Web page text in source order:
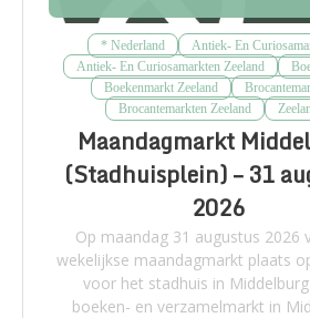
* Nederland
Antiek- En
Antiek- En Curiosamarkten Zeeland
Boekenmarkt Zeeland
Brocantemarkten Zeeland
Maandagmarkt
(Stadhuisplein) – 31
2026
Op maandag 31 augustus 2026
wekelijkse maandagmarkt plaats
voor het stadhuis in
boeken- en verzamelmarkt in